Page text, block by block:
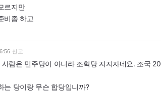
르지만
비좀 하고
신고
람은 민주당이 아니라 조혁당 지지자네요. 조국
는 당이랑 무슨 합당입니까?